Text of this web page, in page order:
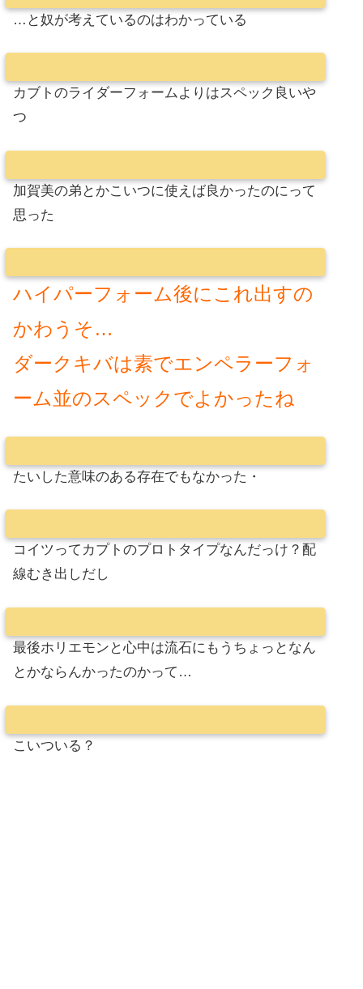
…と奴が考えているのはわかっている
カブトのライダーフォームよりはスペック良いや
つ
加賀美の弟とかこいつに使えば良かったのにって
思った
ハイパーフォーム後にこれ出すの
かわうそ…
ダークキバは素でエンペラーフォ
ーム並のスペックでよかったね
たいした意味のある存在でもなかった・
コイツってカプトのプロトタイプなんだっけ？配
線むき出しだし
最後ホリエモンと心中は流石にもうちょっとなん
とかならんかったのかって…
こいついる？